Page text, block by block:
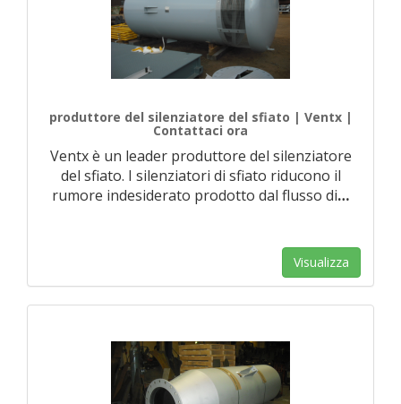
produttore del silenziatore del sfiato | Ventx |
Contattaci ora
Ventx è un leader produttore del silenziatore
del sfiato. I silenziatori di sfiato riducono il
rumore indesiderato prodotto dal flusso di…
Visualizza